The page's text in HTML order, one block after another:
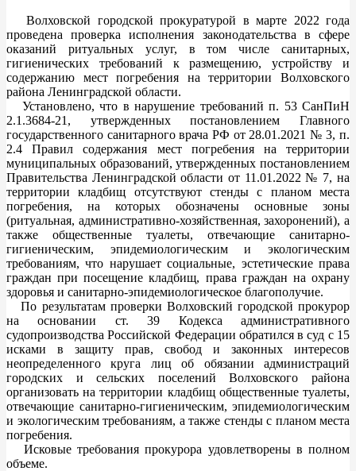
Волховской городской прокуратурой в марте 2022 года
проведена проверка исполнения законодательства в сфере
оказаний ритуальных услуг, в том числе санитарных,
гигиенических требований к размещению, устройству и
содержанию мест погребения на территории Волховского
района Ленинградской области.
Установлено, что в нарушение требований п. 53 СанПиН
2.1.3684-21, утвержденных постановлением Главного
государственного санитарного врача РФ от 28.01.2021 № 3, п.
2.4 Правил содержания мест погребения на территории
муниципальных образований, утвержденных постановлением
Правительства Ленинградской области от 11.01.2022 № 7, на
территории кладбищ отсутствуют стенды с планом места
погребения, на которых обозначены основные зоны
(ритуальная, административно-хозяйственная, захоронений), а
также общественные туалеты, отвечающие санитарно-
гигиеническим, эпидемиологическим и экологическим
требованиям, что нарушает социальные, эстетические права
граждан при посещение кладбищ, права граждан на охрану
здоровья и санитарно-эпидемиологическое благополучие.
По результатам проверки Волховский городской прокурор
на основании ст. 39 Кодекса административного
судопроизводства Российской Федерации обратился в суд с 15
исками в защиту прав, свобод и законных интересов
неопределенного круга лиц об обязании администраций
городских и сельских поселений Волховского района
организовать на территории кладбищ общественные туалеты,
отвечающие санитарно-гигиеническим, эпидемиологическим
и экологическим требованиям, а также стенды с планом места
погребения.
Исковые требования прокурора удовлетворены в полном
объеме.